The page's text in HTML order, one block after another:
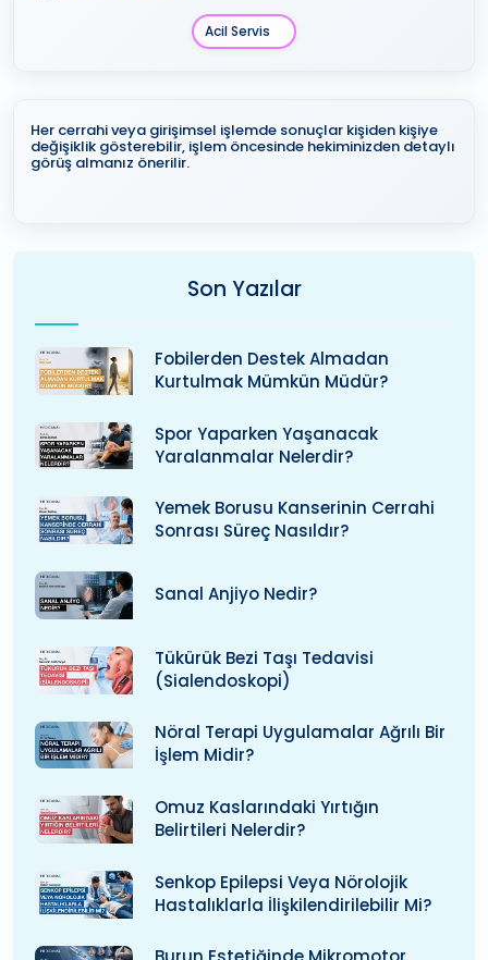
Acil Servis
Her cerrahi veya girişimsel işlemde sonuçlar kişiden kişiye
değişiklik gösterebilir, işlem öncesinde hekiminizden detaylı
görüş almanız önerilir.
Son Yazılar
Fobilerden Destek Almadan
Kurtulmak Mümkün Müdür?
Spor Yaparken Yaşanacak
Yaralanmalar Nelerdir?
Yemek Borusu Kanserinin Cerrahi
Sonrası Süreç Nasıldır?
Sanal Anjiyo Nedir?
Tükürük Bezi Taşı Tedavisi
(Sialendoskopi)
Nöral Terapi Uygulamalar Ağrılı Bir
İşlem Midir?
Omuz Kaslarındaki Yırtığın
Belirtileri Nelerdir?
Senkop Epilepsi Veya Nörolojik
Hastalıklarla İlişkilendirilebilir Mi?